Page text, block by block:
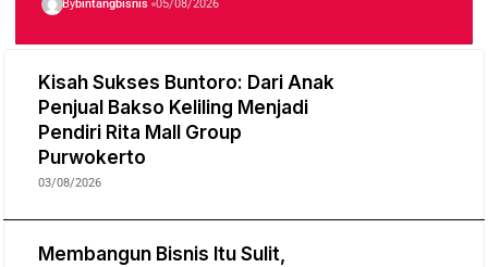
Bybintangbisnis 05/08/2026
Kisah Sukses Buntoro: Dari Anak
Penjual Bakso Keliling Menjadi
Pendiri Rita Mall Group
Purwokerto
03/08/2026
Membangun Bisnis Itu Sulit,